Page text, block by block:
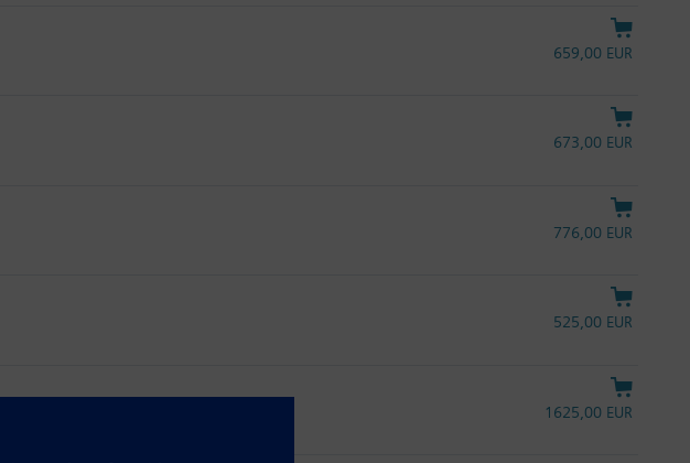
659,00 EUR
673,00 EUR
776,00 EUR
525,00 EUR
1625,00 EUR